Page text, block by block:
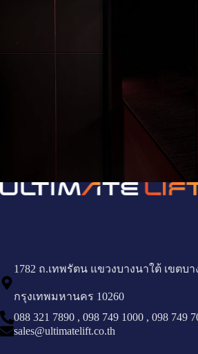
1782 ถ.เทพรัตน แขวงบางนาใต้ เขตบา
กรุงเทพมหานคร 10260
088 321 7890 , 098 749 1000 , 098 749
sales@ultimatelift.co.th